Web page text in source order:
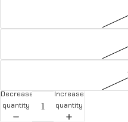
Decrease
quantity
Increase
quantity